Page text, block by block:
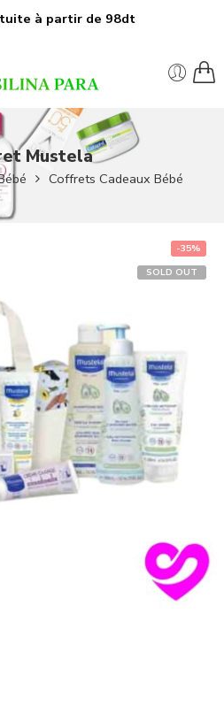
à partir de 98dt
Mustela
Coffrets Cadeaux Bébé
-35%
SOLD OUT